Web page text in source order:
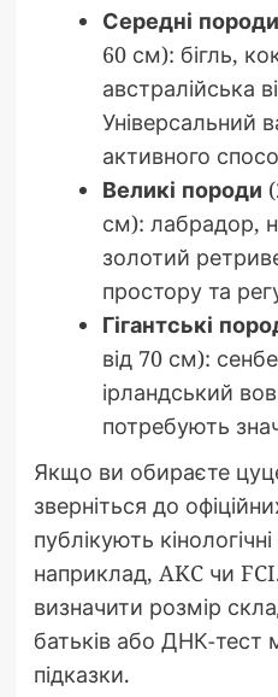
Середні породи
60 см): бігль,
австралійська
Універсальний
активного
Великі породи
см): лабрадор,
золотий
простору та
Гігантські
від 70 см):
ірландський
потребують
Якщо ви обираєте
зверніться до
публікують кінологічні
наприклад, AKC чи
визначити розмір
батьків або ДНК-тест
підказки.